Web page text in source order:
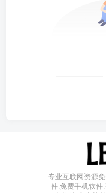
专业互联网资源
件,免费手机软件